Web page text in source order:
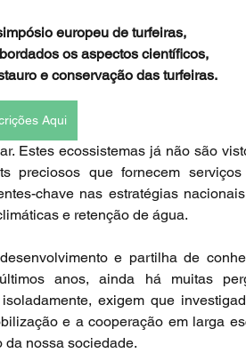
europeu de turfeiras,
os aspectos científicos,
e conservação das turfeiras.
Aqui
Estes ecossistemas já não são
preciosos que fornecem
chave nas estratégias
e retenção de água.
e partilha de
anos, ainda há muitas
e a cooperação em larga
da nossa sociedade.